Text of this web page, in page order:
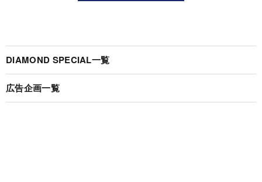
DIAMOND SPECIAL一覧
広告企画一覧